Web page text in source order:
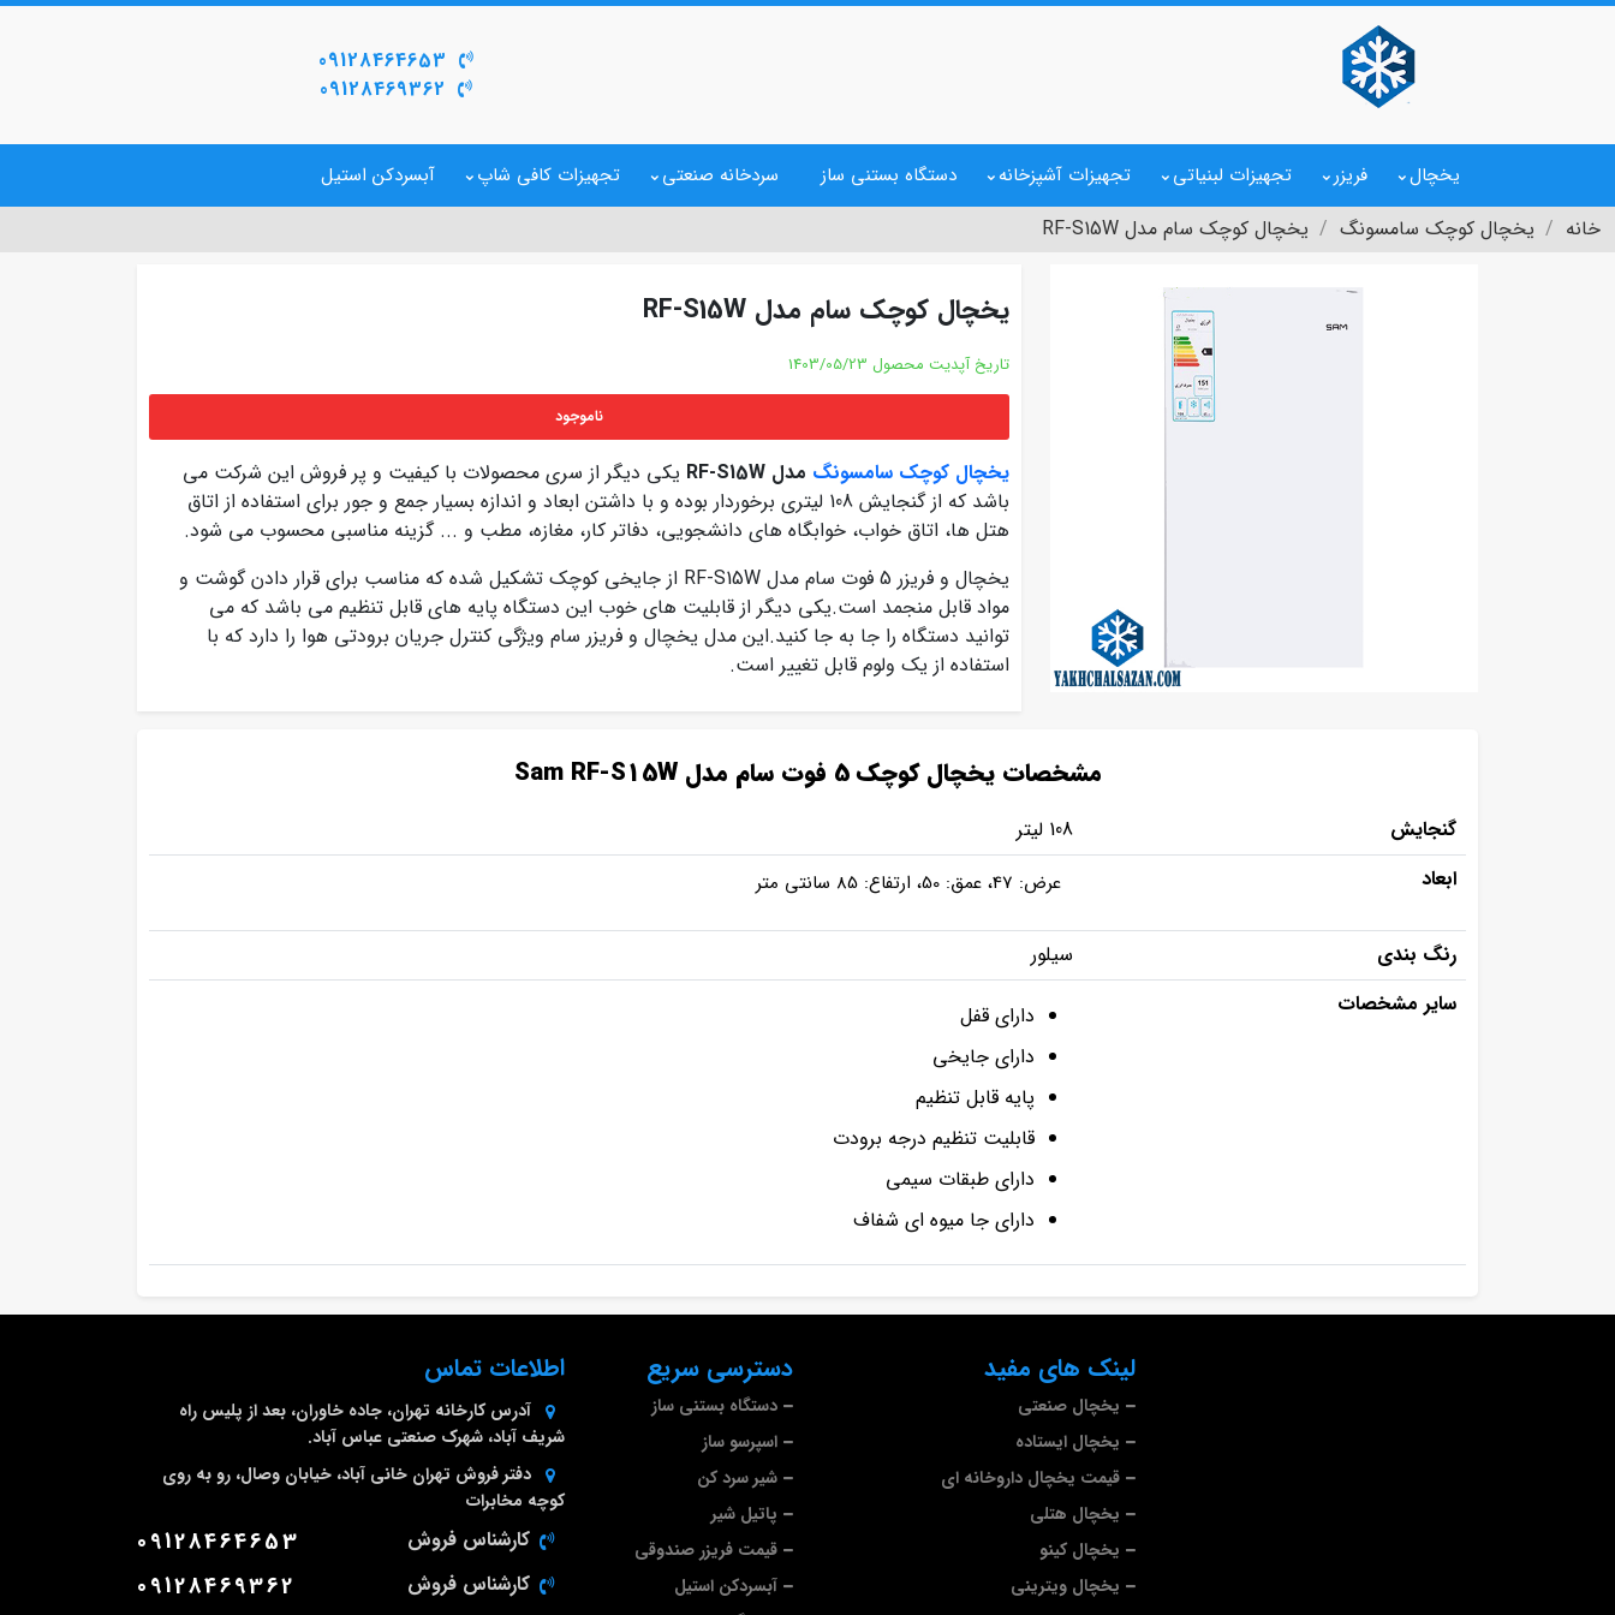
09128464653
09128469362
یخچال فریزر تجهیزات لبنیاتی تجهیزات آشپزخانه دستگاه بستنی ساز سردخانه صنعتی تجهیزات کافی شاپ آبسردکن استیل
خانه یخچال کوچک سامسونگ یخچال کوچک سام مدل RF-S15W
یخچال کوچک سام مدل RF-S15W
تاریخ آپدیت محصول 1403/05/23
ناموجود
یخچال کوچک سامسونگ مدل RF-S15W
یکی دیگر از سری محصولات با کیفیت و پر فروش این شرکت می
باشد که از گنجایش 108 لیتری برخوردار بوده و با داشتن ابعاد و اندازه بسیار جمع و جور برای استفاده از اتاق
هتل ها، اتاق خواب، خوابگاه های دانشجویی، دفاتر کار، مغازه، مطب و ... گزینه مناسبی محسوب می شود.
یخچال و فریزر 5 فوت سام مدل RF-S15W از جایخی کوچک تشکیل شده که مناسب برای قرار دادن گوشت و
مواد قابل منجمد است.یکی دیگر از قابلیت های خوب این دستگاه پایه های قابل تنظیم می باشد که می
توانید دستگاه را جا به جا کنید.این مدل یخچال و فریزر سام ویژگی کنترل جریان برودتی هوا را دارد که با
استفاده از یک ولوم قابل تغییر است.
مشخصات یخچال کوچک 5 فوت سام مدل Sam RF-S15W
گنجایش
108 لیتر
ابعاد
عرض: 47، عمق: 50، ارتفاع: 85 سانتی متر
رنگ بندی
سیلور
سایر مشخصات
دارای قفل
دارای جایخی
پایه قابل تنظیم
قابلیت تنظیم درجه برودت
دارای طبقات سیمی
دارای جا میوه ای شفاف
لینک های مفید
یخچال صنعتی
یخچال ایستاده
قیمت یخچال داروخانه ای
یخچال هتلی
یخچال کینو
یخچال ویترینی
دسترسی سریع
دستگاه بستنی ساز
اسپرسو ساز
شیر سرد کن
پاتیل شیر
قیمت فریزر صندوقی
آبسردکن استیل
اطلاعات تماس
آدرس کارخانه تهران، جاده خاوران، بعد از پلیس راه
شریف آباد، شهرک صنعتی عباس آباد.
دفتر فروش تهران خانی آباد، خیابان وصال، رو به روی
کوچه مخابرات
کارشناس فروش 09128464653
کارشناس فروش 09128469362